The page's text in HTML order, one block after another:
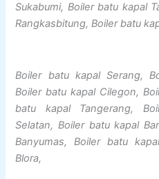
Sukabumi, Boiler batu kapal
Rangkasbitung, Boiler batu
Boiler batu kapal Serang,
Boiler batu kapal Cilegon,
batu kapal Tangerang,
Selatan, Boiler batu kapal
Banyumas, Boiler batu
Blora,